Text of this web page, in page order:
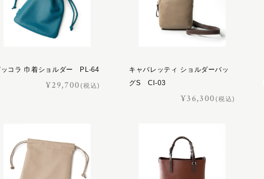
ッコラ 巾着ショルダー PL-64
¥29,700(税込)
キャバレッティ ショルダーバッ
グS CI-03
¥36,300(税込)